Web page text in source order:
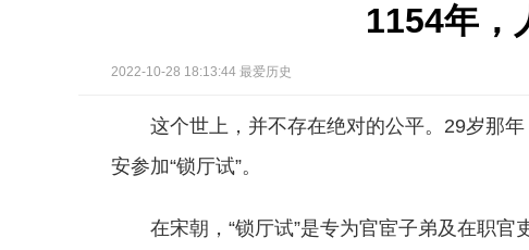
1154年，
2022-10-28 18:13:44 最爱历史
这个世上，并不存在绝对的公平。29岁那
安参加“锁厅试”。
在宋朝，“锁厅试”是专为官宦子弟及在职